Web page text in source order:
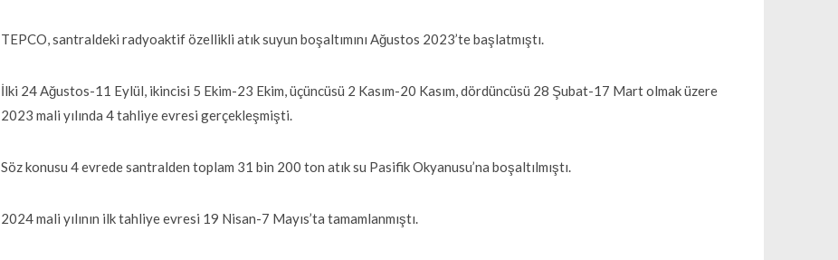
TEPCO, santraldeki radyoaktif özellikli atık suyun boşaltımını Ağustos 2023’te başlatmıştı.
İlki 24 Ağustos-11 Eylül, ikincisi 5 Ekim-23 Ekim, üçüncüsü 2 Kasım-20 Kasım, dördüncüsü 28 Şubat-17 Mart olmak üzere
2023 mali yılında 4 tahliye evresi gerçekleşmişti.
Söz konusu 4 evrede santralden toplam 31 bin 200 ton atık su Pasifik Okyanusu’na boşaltılmıştı.
2024 mali yılının ilk tahliye evresi 19 Nisan-7 Mayıs’ta tamamlanmıştı.